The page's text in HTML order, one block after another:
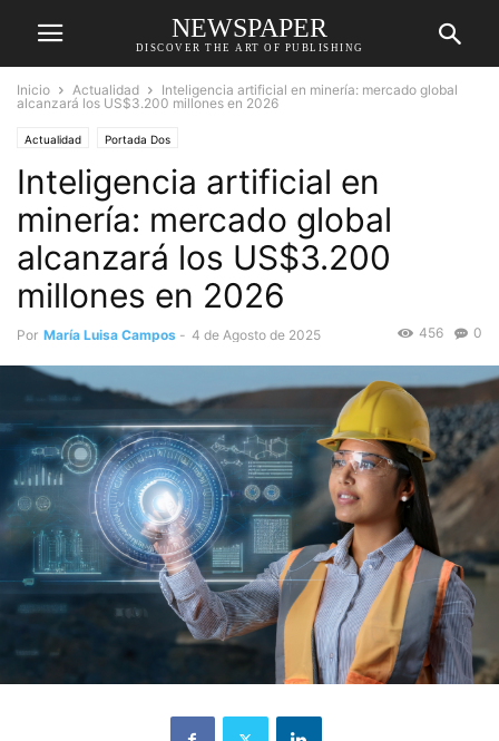
NEWSPAPER
DISCOVER THE ART OF PUBLISHING
Inicio Actualidad
Inteligencia artificial en minería: mercado global
alcanzará los US$3.200 millones en 2026
Actualidad Portada Dos
Inteligencia artificial en
minería: mercado global
alcanzará los US$3.200
millones en 2026
Por María Luisa Campos - 4 de Agosto de 2025 0
456